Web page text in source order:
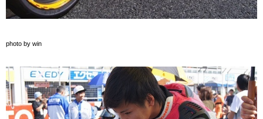
photo by win